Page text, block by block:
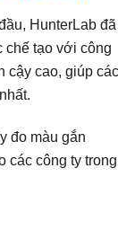
HunterLab
chế tạo với công
cậy cao, giúp các
đo màu gắn
các công ty trong